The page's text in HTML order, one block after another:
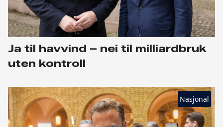
Ja til havvind – nei til milliardbruk
uten kontroll
Nasjonal